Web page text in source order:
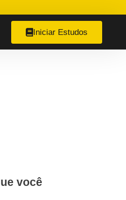
Iniciar Estudos
você